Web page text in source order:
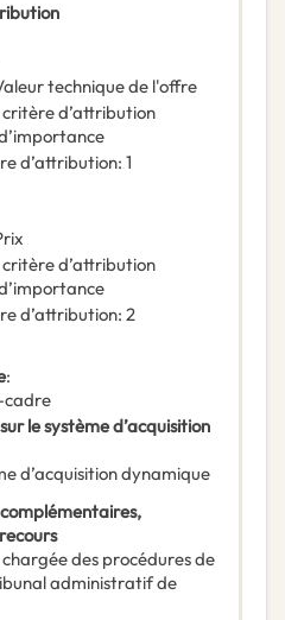
technique de l'offre
d’attribution
d’attribution: 1
d’attribution
d’attribution: 2
:
cadre
le système d’acquisition
d’acquisition dynamique
des procédures de
administratif de